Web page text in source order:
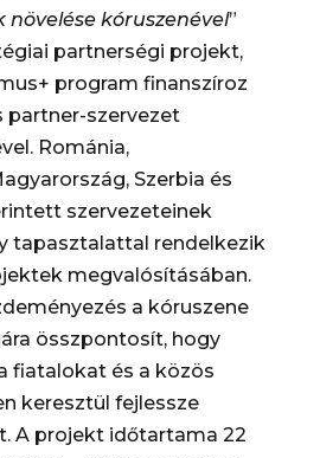
kóruszenével”
partnerségi projekt,
program finanszíroz
partner-szervezet
Románia,
Szerbia és
szervezeteinek
tapasztalattal rendelkezik
megvalósításában.
a kóruszene
összpontosít, hogy
fiatalokat és a közös
keresztül fejlessze
A projekt időtartama 22